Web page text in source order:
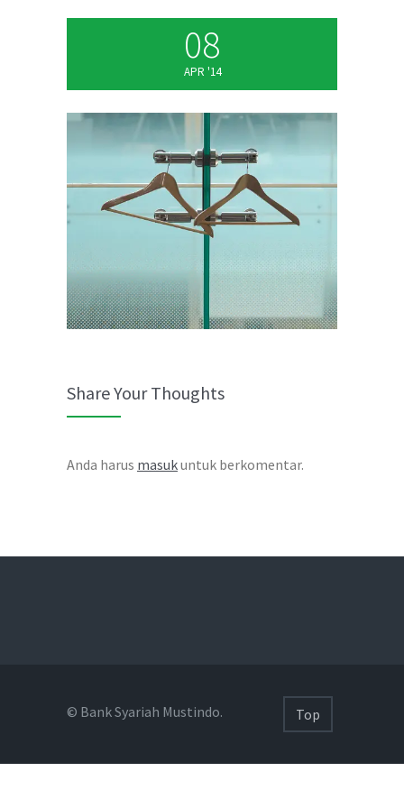
08
APR '14
Share Your Thoughts
Anda harus masukuntuk berkomentar.
© Bank Syariah Mustindo. Top